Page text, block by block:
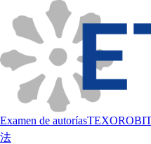
Examen de autoríasTEXORO
法